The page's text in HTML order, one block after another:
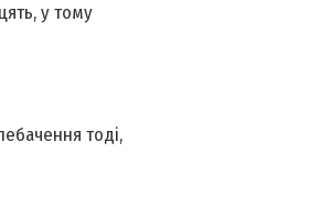
у тому
тоді,